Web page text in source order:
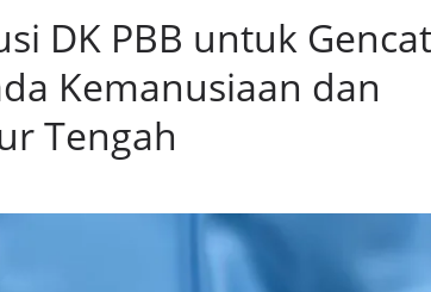
DK PBB untuk
Kemanusiaan dan
Tengah